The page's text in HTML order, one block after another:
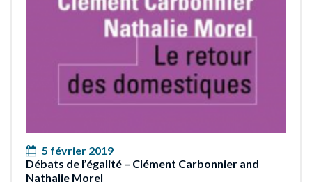
5 février 2019
Débats de l’égalité – Clément Carbonnier and
Nathalie Morel